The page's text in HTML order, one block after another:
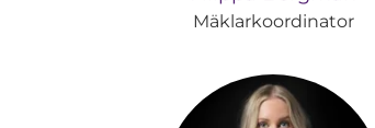
Mäklarkoordinator